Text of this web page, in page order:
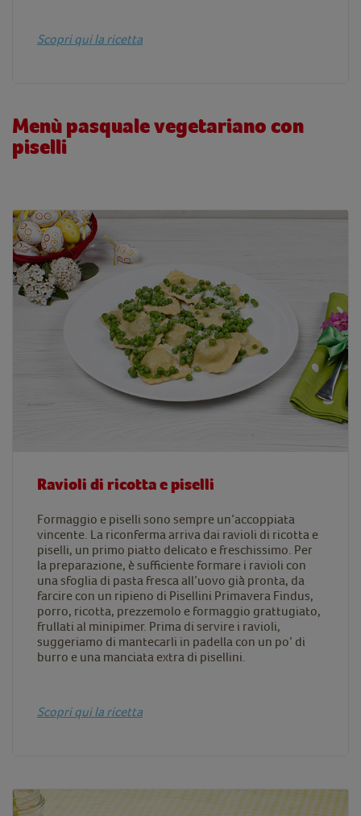
Scopri qui la ricetta
Menù pasquale vegetariano con
piselli
Ravioli di ricotta e piselli
Formaggio e piselli sono sempre un’accoppiata
vincente. La riconferma arriva dai ravioli di ricotta e
piselli, un primo piatto delicato e freschissimo. Per
la preparazione, è sufficiente formare i ravioli con
una sfoglia di pasta fresca all’uovo già pronta, da
farcire con un ripieno di Pisellini Primavera Findus,
porro, ricotta, prezzemolo e formaggio grattugiato,
frullati al minipimer. Prima di servire i ravioli,
suggeriamo di mantecarli in padella con un po’ di
burro e una manciata extra di pisellini.
Scopri qui la ricetta